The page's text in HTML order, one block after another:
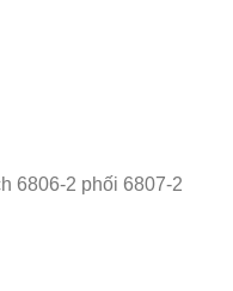
6806-2 phối 6807-2